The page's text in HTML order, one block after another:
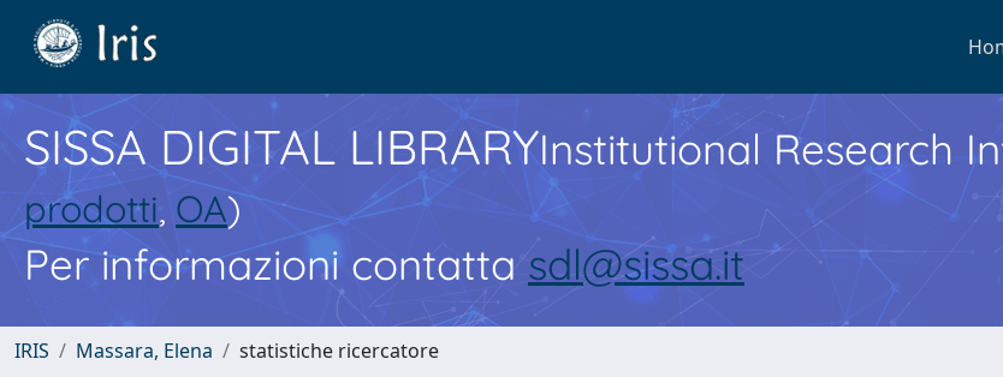
SISSA DIGITAL LIBRARYInstitutional Research
prodotti, OA)
Per informazioni contatta sdl@sissa.it
IRIS Massara, Elena statistiche ricercatore